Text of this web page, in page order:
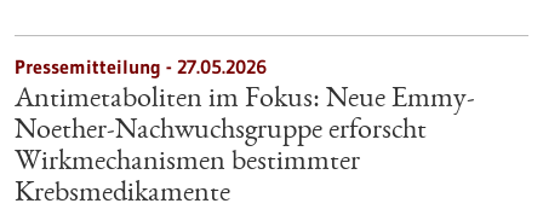
Pressemitteilung - 27.05.2026
Antimetaboliten im Fokus: Neue Emmy-
Noether-Nachwuchsgruppe erforscht
Wirkmechanismen bestimmter
Krebsmedikamente